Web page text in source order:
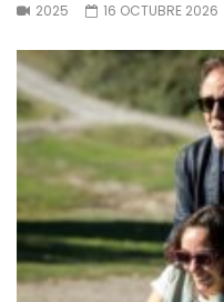
2025 16 OCTUBRE 2026